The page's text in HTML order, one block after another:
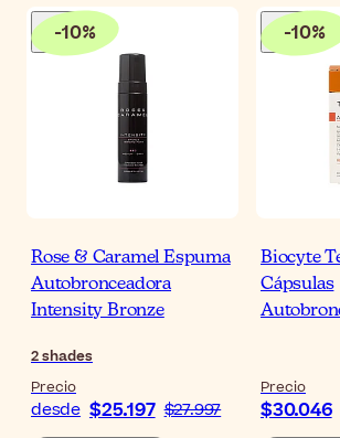
-10%
Rose & Caramel Espuma
Autobronceadora
Intensity Bronze
2shades
Precio
desde $25.197 $27.997
-10%
Biocyte
Cápsulas
Precio
$30.046